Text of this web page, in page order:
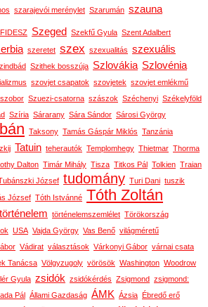
szarajevói merénylet Szarumán szauna
Szeged Szekfű Gyula Szent Adalbert
szeretet szex szexualitás szexuális
Szithek bosszúja Szlovákia Szlovénia
szovjet csapatok szovjetek szovjet emlékmű
Szuezi-csatorna szászok Széchenyi Székelyföld
Szíria Sárarany Sára Sándor Sárosi György
Taksony Tamás Gáspár Miklós Tanzánia
Tatuin teherautók Templomhegy Thietmar Thorma
Dalton Timár Mihály Tisza Titkos Pál Tolkien Traian
József tudomány Turi Dani tuszik
József Tóth Istvánné Tóth Zoltán
történelem történelemszemlélet Törökország
USA Vajda György Vas Benő világméretű
Vádirat választások Várkonyi Gábor várnai csata
Tanácsa Völgyzugoly vörösök Washington Woodrow
Gyula zsidók zsidókérdés Zsigmond zsigmond:
Pál Állami Gazdaság ÁMK Ázsia Ébredő erő